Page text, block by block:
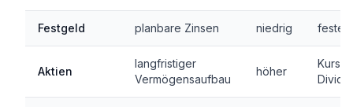
Festgeld planbare Zinsen niedrig feste
Aktien
langfristiger
Vermögensaufbau
höher